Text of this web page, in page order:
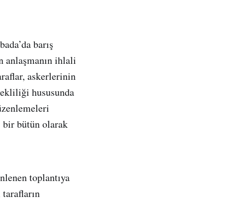
barış
anlaşmanın ihlali
askerlerinin
hususunda
bir bütün olarak
toplantıya